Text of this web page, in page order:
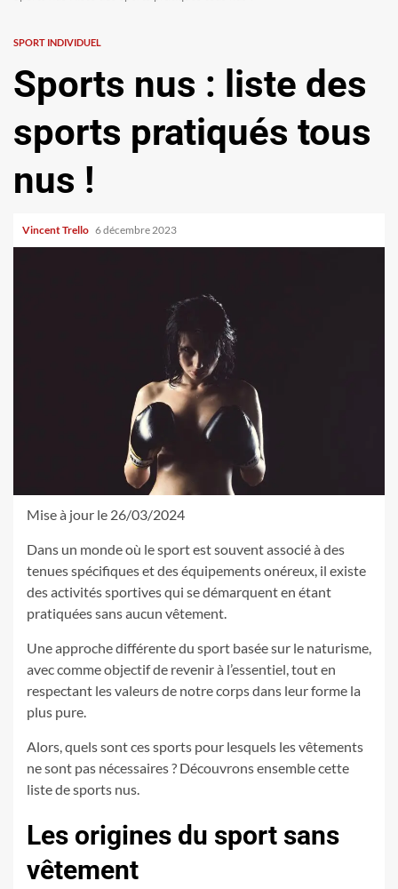
SPORT INDIVIDUEL
Sports nus : liste des
sports pratiqués tous
nus !
Vincent Trello 6 décembre 2023
Mise à jour le 26/03/2024
Dans un monde où le sport est souvent associé à des
tenues spécifiques et des équipements onéreux, il existe
des activités sportives qui se démarquent en étant
pratiquées sans aucun vêtement.
Une approche différente du sport basée sur le naturisme,
avec comme objectif de revenir à l’essentiel, tout en
respectant les valeurs de notre corps dans leur forme la
plus pure.
Alors, quels sont ces sports pour lesquels les vêtements
ne sont pas nécessaires ? Découvrons ensemble cette
liste de sports nus.
Les origines du sport sans
vêtement